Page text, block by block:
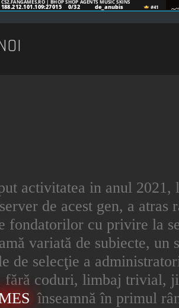
activitatea in anul
de acest gen, a
fondatorilor cu privire la
variată de subiecte,
de selecţie a
fără coduri, limbaj trivial,
înseamnă în primul